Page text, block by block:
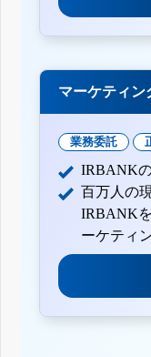
マーケティン
業務委託
IRBANK
百万人の
IRBANK
ーケティ